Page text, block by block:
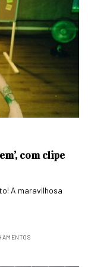
com clipe
A maravilhosa